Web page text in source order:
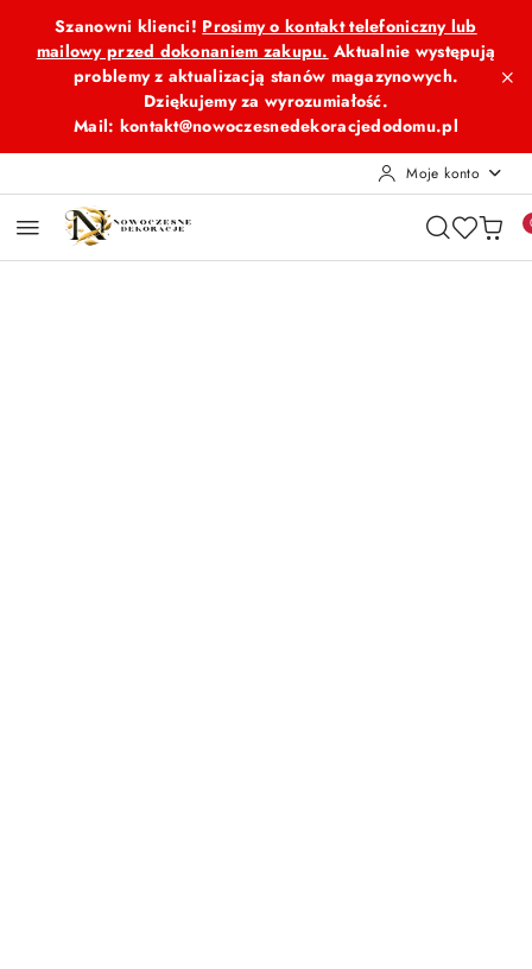
Przejdź do treści głównej
Przejdź do wyszukiwarki
Przejdź do moje konto
Przejdź do menu głównego
Przejdź do opisu produktu
Przejdź do stopki
Szanowni klienci! Prosimy o kontakt telefoniczny lub
mailowy przed dokonaniem zakupu. Aktualnie występują
problemy z aktualizacją stanów magazynowych.
Dziękujemy za wyrozumiałość.
Mail: kontakt@nowoczesnedekoracjedodomu.pl
Moje konto